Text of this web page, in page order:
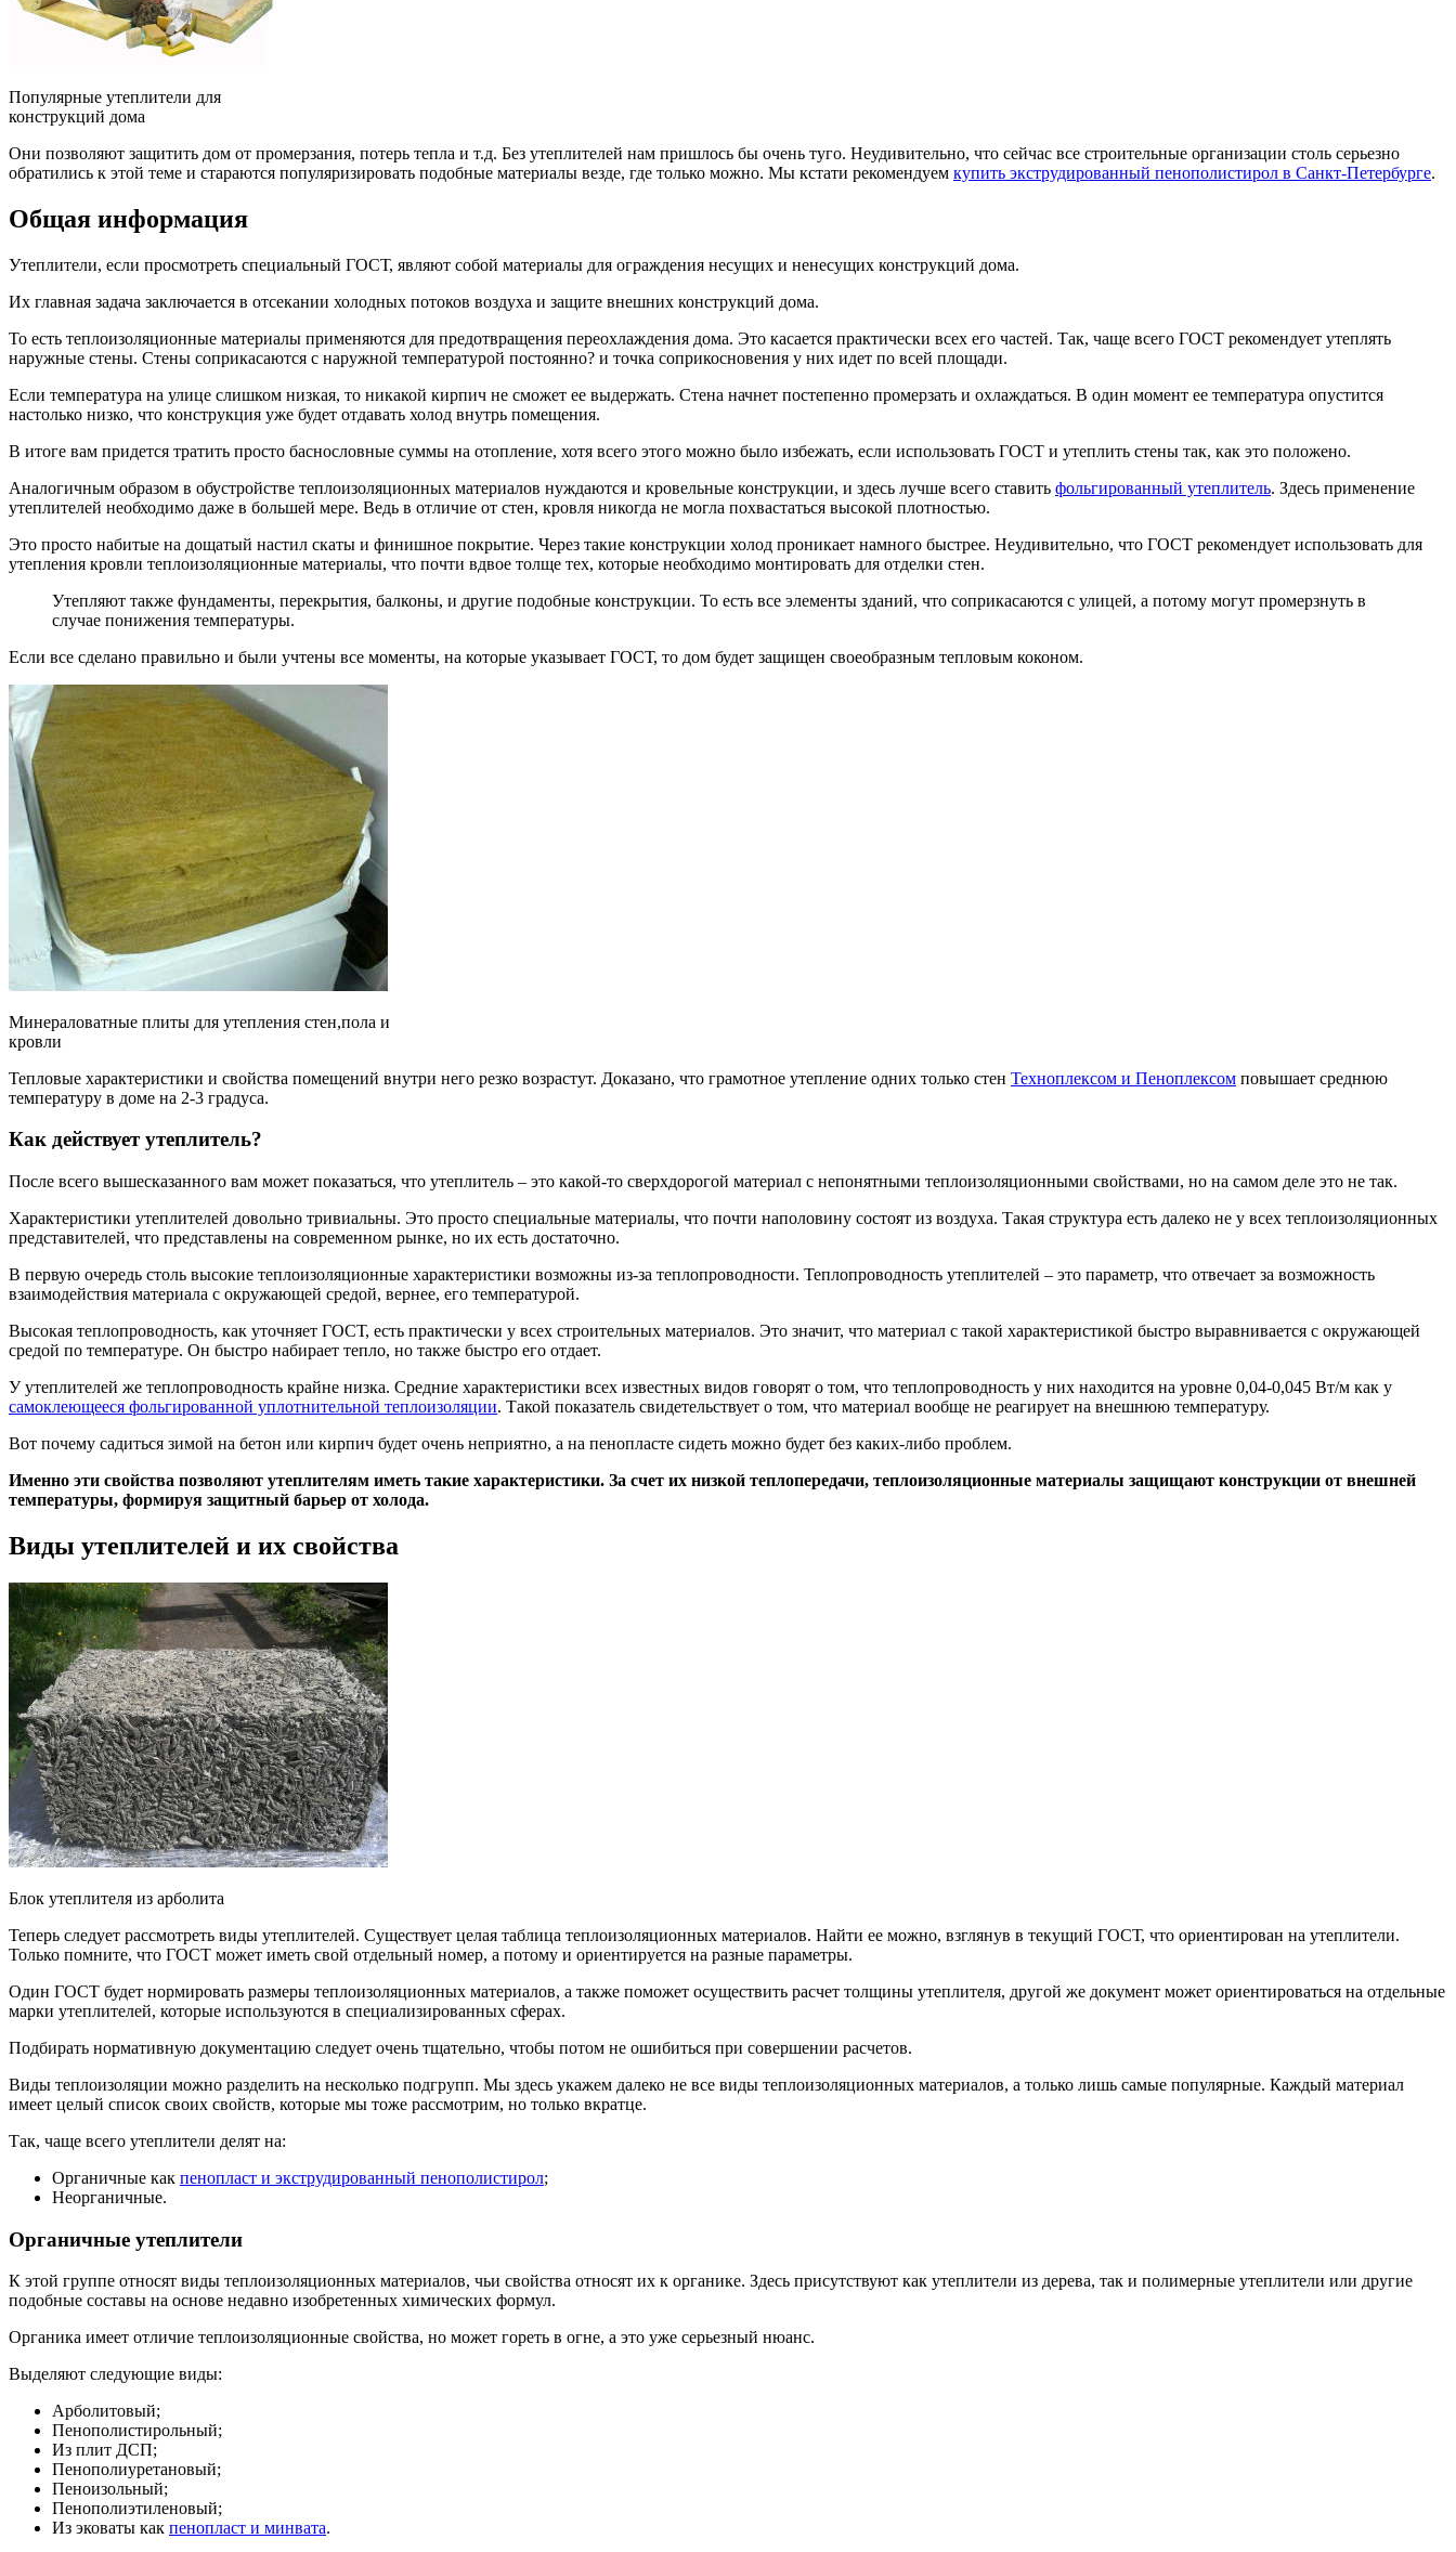
Популярные утеплители для
конструкций дома
Они позволяют защитить дом от промерзания, потерь тепла и т.д. Без утеплителей нам пришлось бы очень туго. Неудивительно, что сейчас все строительные организации столь серьезно
обратились к этой теме и стараются популяризировать подобные материалы везде, где только можно. Мы кстати рекомендуем купить экструдированный пенополистирол в Санкт-Петербурге.
Общая информация
Утеплители, если просмотреть специальный ГОСТ, являют собой материалы для ограждения несущих и ненесущих конструкций дома.
Их главная задача заключается в отсекании холодных потоков воздуха и защите внешних конструкций дома.
То есть теплоизоляционные материалы применяются для предотвращения переохлаждения дома. Это касается практически всех его частей. Так, чаще всего ГОСТ рекомендует утеплять
наружные стены. Стены соприкасаются с наружной температурой постоянно? и точка соприкосновения у них идет по всей площади.
Если температура на улице слишком низкая, то никакой кирпич не сможет ее выдержать. Стена начнет постепенно промерзать и охлаждаться. В один момент ее температура опустится
настолько низко, что конструкция уже будет отдавать холод внутрь помещения.
В итоге вам придется тратить просто баснословные суммы на отопление, хотя всего этого можно было избежать, если использовать ГОСТ и утеплить стены так, как это положено.
Аналогичным образом в обустройстве теплоизоляционных материалов нуждаются и кровельные конструкции, и здесь лучше всего ставить фольгированный утеплитель. Здесь применение
утеплителей необходимо даже в большей мере. Ведь в отличие от стен, кровля никогда не могла похвастаться высокой плотностью.
Это просто набитые на дощатый настил скаты и финишное покрытие. Через такие конструкции холод проникает намного быстрее. Неудивительно, что ГОСТ рекомендует использовать для
утепления кровли теплоизоляционные материалы, что почти вдвое толще тех, которые необходимо монтировать для отделки стен.
Утепляют также фундаменты, перекрытия, балконы, и другие подобные конструкции. То есть все элементы зданий, что соприкасаются с улицей, а потому могут промерзнуть в
случае понижения температуры.
Если все сделано правильно и были учтены все моменты, на которые указывает ГОСТ, то дом будет защищен своеобразным тепловым коконом.
Минераловатные плиты для утепления стен,пола и
кровли
Тепловые характеристики и свойства помещений внутри него резко возрастут. Доказано, что грамотное утепление одних только стен Техноплексом и Пеноплексом повышает среднюю
температуру в доме на 2-3 градуса.
Как действует утеплитель?
После всего вышесказанного вам может показаться, что утеплитель – это какой-то сверхдорогой материал с непонятными теплоизоляционными свойствами, но на самом деле это не так.
Характеристики утеплителей довольно тривиальны. Это просто специальные материалы, что почти наполовину состоят из воздуха. Такая структура есть далеко не у всех теплоизоляционных
представителей, что представлены на современном рынке, но их есть достаточно.
В первую очередь столь высокие теплоизоляционные характеристики возможны из-за теплопроводности. Теплопроводность утеплителей – это параметр, что отвечает за возможность
взаимодействия материала с окружающей средой, вернее, его температурой.
Высокая теплопроводность, как уточняет ГОСТ, есть практически у всех строительных материалов. Это значит, что материал с такой характеристикой быстро выравнивается с окружающей
средой по температуре. Он быстро набирает тепло, но также быстро его отдает.
У утеплителей же теплопроводность крайне низка. Средние характеристики всех известных видов говорят о том, что теплопроводность у них находится на уровне 0,04-0,045 Вт/м как у
самоклеющееся фольгированной уплотнительной теплоизоляции. Такой показатель свидетельствует о том, что материал вообще не реагирует на внешнюю температуру.
Вот почему садиться зимой на бетон или кирпич будет очень неприятно, а на пенопласте сидеть можно будет без каких-либо проблем.
Именно эти свойства позволяют утеплителям иметь такие характеристики. За счет их низкой теплопередачи, теплоизоляционные материалы защищают конструкции от внешней
температуры, формируя защитный барьер от холода.
Виды утеплителей и их свойства
Блок утеплителя из арболита
Теперь следует рассмотреть виды утеплителей. Существует целая таблица теплоизоляционных материалов. Найти ее можно, взглянув в текущий ГОСТ, что ориентирован на утеплители.
Только помните, что ГОСТ может иметь свой отдельный номер, а потому и ориентируется на разные параметры.
Один ГОСТ будет нормировать размеры теплоизоляционных материалов, а также поможет осуществить расчет толщины утеплителя, другой же документ может ориентироваться на отдельные
марки утеплителей, которые используются в специализированных сферах.
Подбирать нормативную документацию следует очень тщательно, чтобы потом не ошибиться при совершении расчетов.
Виды теплоизоляции можно разделить на несколько подгрупп. Мы здесь укажем далеко не все виды теплоизоляционных материалов, а только лишь самые популярные. Каждый материал
имеет целый список своих свойств, которые мы тоже рассмотрим, но только вкратце.
Так, чаще всего утеплители делят на:
Органичные как пенопласт и экструдированный пенополистирол;
Неорганичные.
Органичные утеплители
К этой группе относят виды теплоизоляционных материалов, чьи свойства относят их к органике. Здесь присутствуют как утеплители из дерева, так и полимерные утеплители или другие
подобные составы на основе недавно изобретенных химических формул.
Органика имеет отличие теплоизоляционные свойства, но может гореть в огне, а это уже серьезный нюанс.
Выделяют следующие виды:
Арболитовый;
Пенополистирольный;
Из плит ДСП;
Пенополиуретановый;
Пеноизольный;
Пенополиэтиленовый;
Из эковаты как пенопласт и минвата.